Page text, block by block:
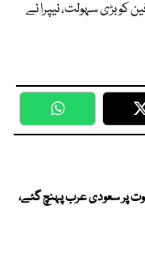
کو بڑی سہولت، نیپرا نے
WhatsApp
پر سعودی عرب پہنچ گئے،